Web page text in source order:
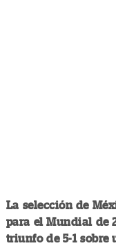
La selección de
para el Mundial de
triunfo de 5-1 sobre